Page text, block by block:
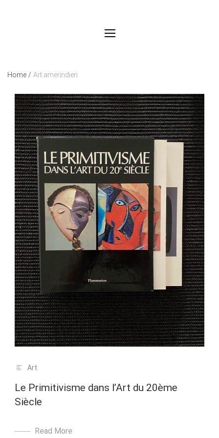
Home / Art amerindien
Art
Le Primitivisme dans l’Art du 20ème
Siècle
Read More